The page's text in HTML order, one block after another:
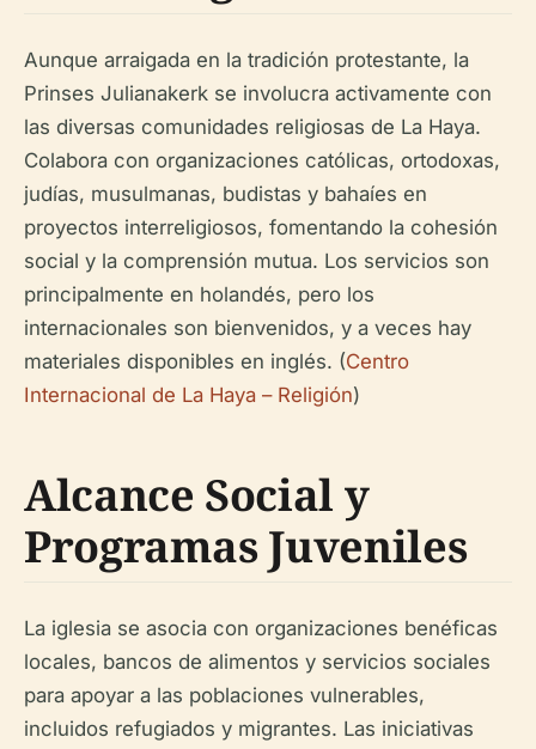
Aunque arraigada en la tradición protestante, la
Prinses Julianakerk se involucra activamente con
las diversas comunidades religiosas de La Haya.
Colabora con organizaciones católicas, ortodoxas,
judías, musulmanas, budistas y bahaíes en
proyectos interreligiosos, fomentando la cohesión
social y la comprensión mutua. Los servicios son
principalmente en holandés, pero los
internacionales son bienvenidos, y a veces hay
materiales disponibles en inglés. (Centro
Internacional de La Haya – Religión)
Alcance Social y
Programas Juveniles
La iglesia se asocia con organizaciones benéficas
locales, bancos de alimentos y servicios sociales
para apoyar a las poblaciones vulnerables,
incluidos refugiados y migrantes. Las iniciativas